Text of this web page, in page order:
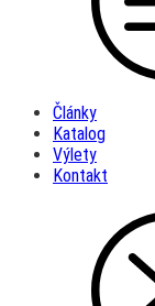
Články
Katalog
Výlety
Kontakt